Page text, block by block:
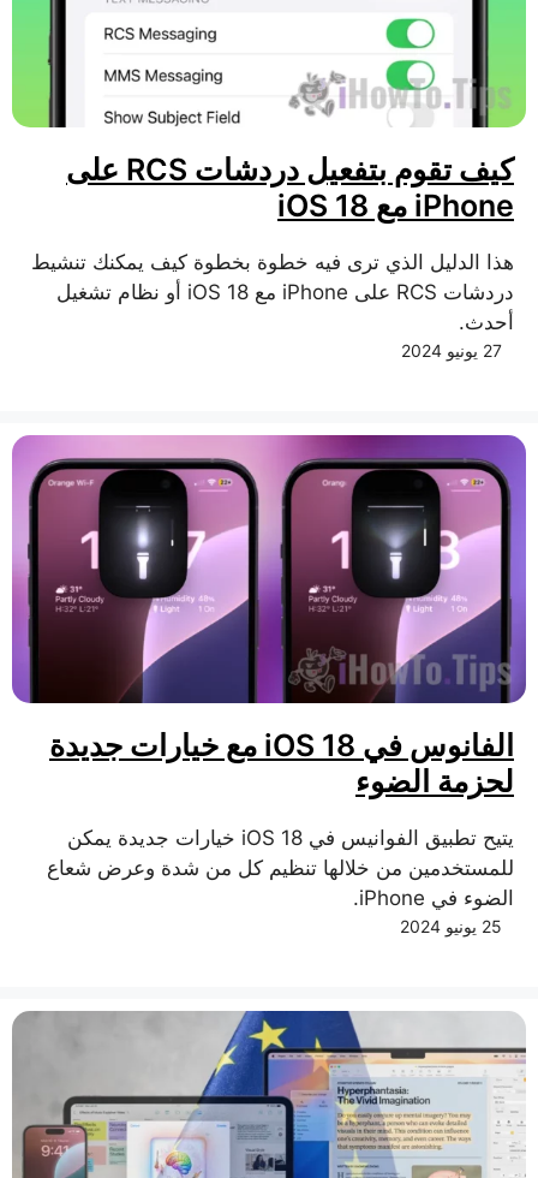
كيف تقوم بتفعيل دردشات RCS على
iPhone مع iOS 18
هذا الدليل الذي ترى فيه خطوة بخطوة كيف يمكنك تنشيط
دردشات RCS على iPhone مع iOS 18 أو نظام تشغيل
أحدث.
27 يونيو 2024
الفانوس في iOS 18 مع خيارات جديدة
لحزمة الضوء
يتيح تطبيق الفوانيس في iOS 18 خيارات جديدة يمكن
للمستخدمين من خلالها تنظيم كل من شدة وعرض شعاع
الضوء في iPhone.
25 يونيو 2024